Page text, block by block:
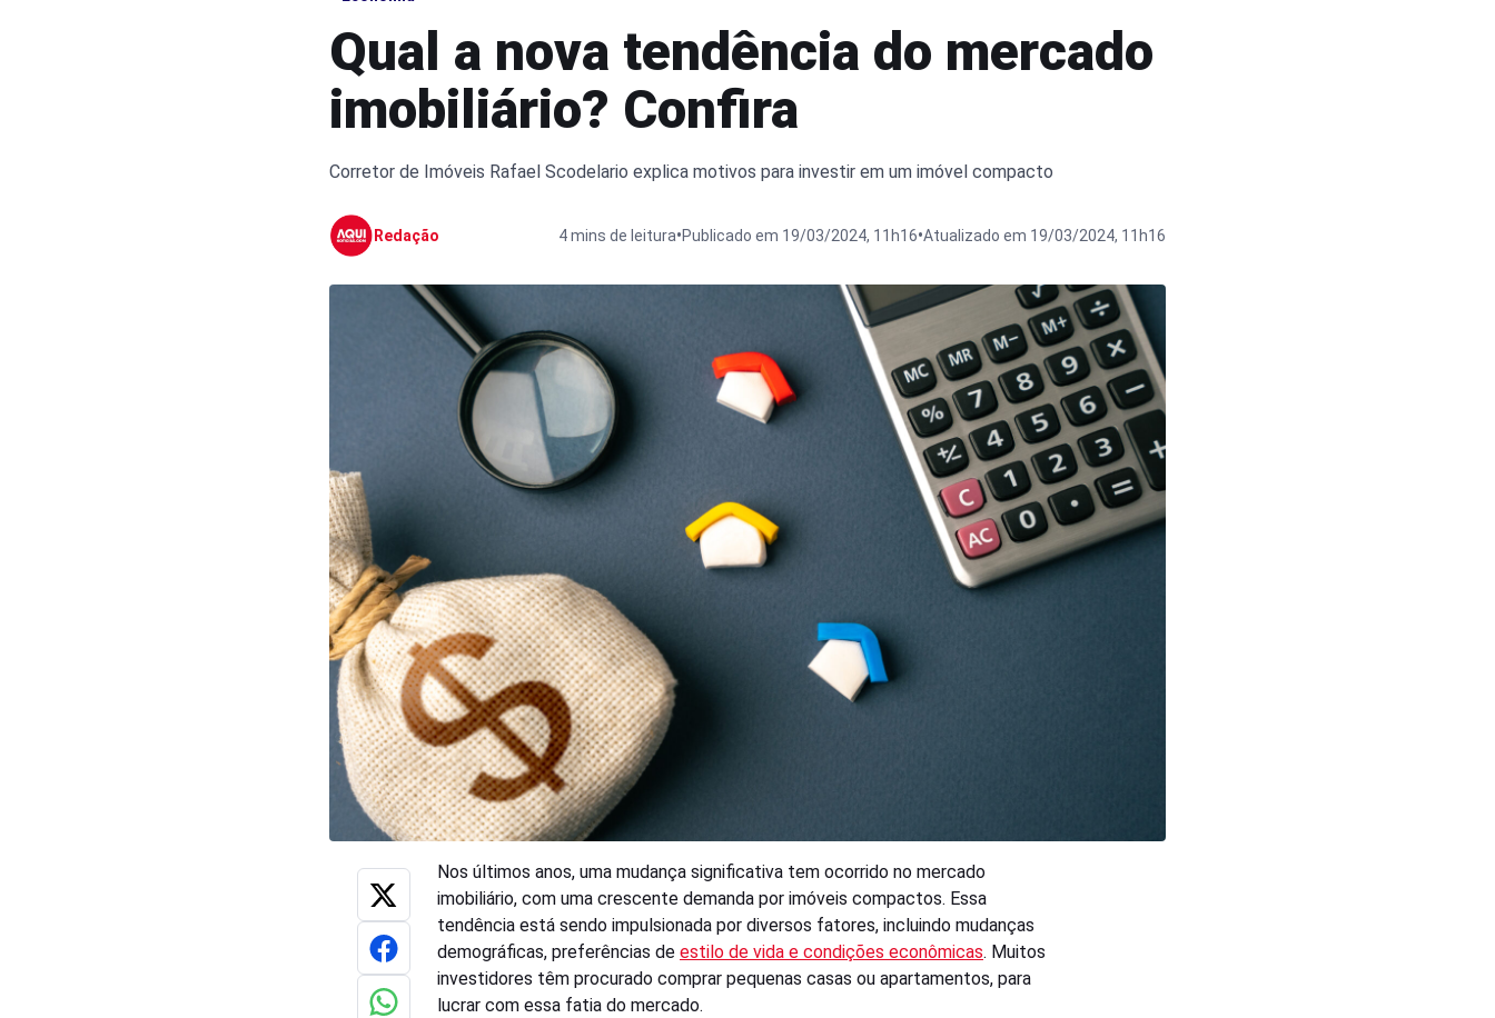
Qual a nova tendência do mercado
imobiliário? Confira
Corretor de Imóveis Rafael Scodelario explica motivos para investir em um imóvel compacto
Redação 4 mins de leitura•Publicado em 19/03/2024, 11h16•Atualizado em 19/03/2024, 11h16
Nos últimos anos, uma mudança significativa tem ocorrido no mercado
imobiliário, com uma crescente demanda por imóveis compactos. Essa
tendência está sendo impulsionada por diversos fatores, incluindo mudanças
demográficas, preferências de estilo de vida e condições econômicas. Muitos
investidores têm procurado comprar pequenas casas ou apartamentos, para
lucrar com essa fatia do mercado.